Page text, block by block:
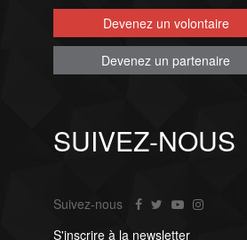
Devenez un volontaire
Devenez un partenaire
SUIVEZ-NOUS
Suivez-nous
S'inscrire à la newsletter